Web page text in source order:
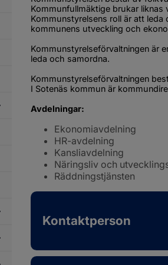
Kommunfullmäktige brukar
Kommunstyrelsens roll är att
kommunens utveckling och
Kommunstyrelseförvaltningen är
leda och samordna.
Kommunstyrelseförvaltningen
I Sotenäs kommun är
Avdelningar:
Ekonomiavdelning
HR-avdelning
Kansliavdelning
Näringsliv och
Räddningstjänsten
Kontaktperson